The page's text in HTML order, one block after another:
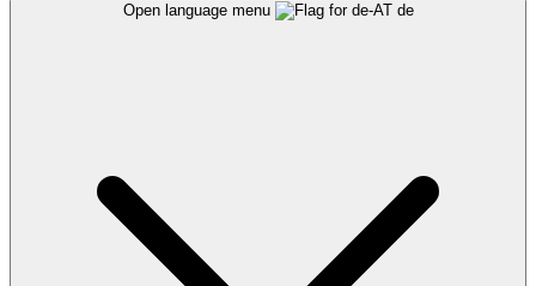
Open language menu de